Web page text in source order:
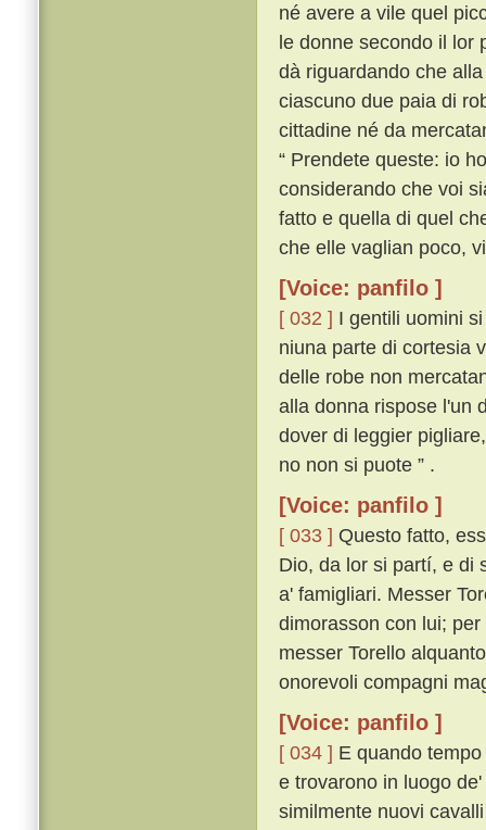
né avere a vile quel
le donne secondo il lor
dà riguardando che
ciascuno due paia di
cittadine né da
“ Prendete queste: io
considerando che voi
fatto e quella di quel
che elle vaglian poco,
[Voice: panfilo ]
[ 032 ] I gentili uomini
niuna parte di cortesia
delle robe non
alla donna rispose l'un
dover di leggier
no non si puote ” .
[Voice: panfilo ]
[ 033 ] Questo fatto,
Dio, da lor si partí, e di
a' famigliari. Messer
dimorasson con lui;
messer Torello
onorevoli compagni
[Voice: panfilo ]
[ 034 ] E quando
e trovarono in luogo
similmente nuovi